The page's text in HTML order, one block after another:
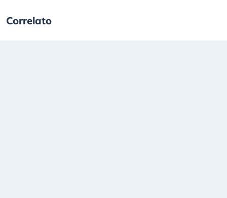
Correlato